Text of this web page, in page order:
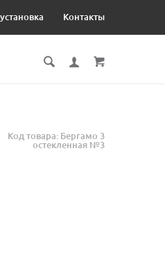
Контакты
Код товара: Бергамо 3
остекленная №3